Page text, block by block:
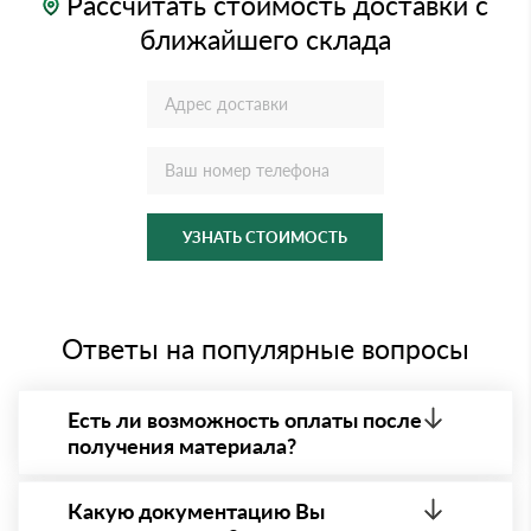
ближайшего склада
УЗНАТЬ СТОИМОСТЬ
Ответы на популярные вопросы
Есть ли возможность оплаты после
получения материала?
- оплата по факту получения товара. При этом,
если доставленный товар был ненадлежащего
Какую документацию Вы